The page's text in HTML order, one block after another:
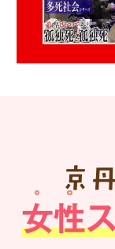
京
女性